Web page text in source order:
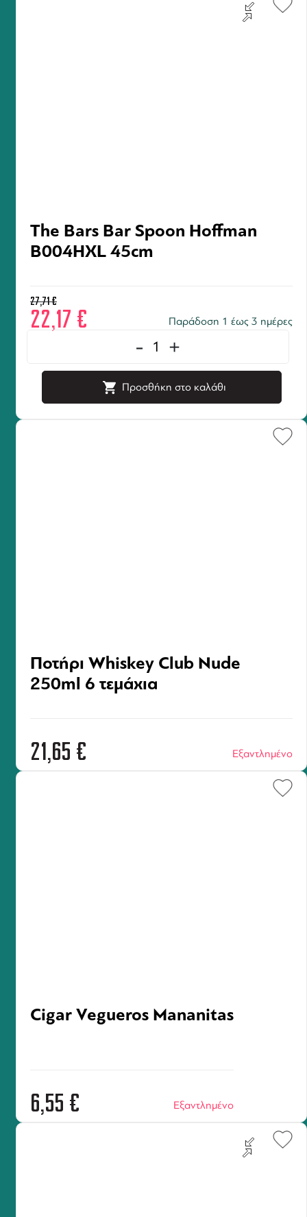
The Bars Bar Spoon Hoffman
B004HXL 45cm
27,71€
22,17 € Παράδοση 1 έως 3 ημέρες
- +
Προσθήκη στο καλάθι
Ποτήρι Whiskey Club Nude
250ml 6 τεμάχια
21,65 € Εξαντλημένο
Cigar Vegueros Mananitas
6,55 € Εξαντλημένο